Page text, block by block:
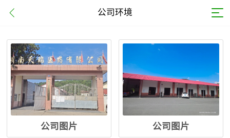
公司环境
公司图片 公司图片